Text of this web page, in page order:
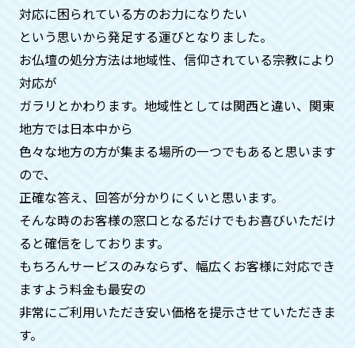
供養がどのようにされているか確認
はできますか？
ることも可能ですのでご安心ください。
合同供養の際も、別料金になりますがお
写真、動画の手配も可能です。
供養が済んだという証明はしていた
だけますか？
はい。何時、どこで、どのお寺の方が供
養してくれたかの証明証を郵送させてい
ただいておりますのでご安心くださいま
せ。
対応に困られている方のお力になりたい
という思いから発⾜する運びとなりました。
お仏壇の処分方法は地域性、信仰されている宗教により
対応が
ガラリとかわります。地域性としては関⻄と違い、関東
地方では日本中から
色々な地方の方が集まる場所の一つでもあると思います
ので、
正確な答え、回答が分かりにくいと思います。
そんな時のお客様の窓口となるだけでもお喜びいただけ
ると確信をしております。
もちろんサービスのみならず、幅広くお客様に対応でき
ますよう料金も最安の
非常にご利用いただき安い価格を提示させていただきま
す。